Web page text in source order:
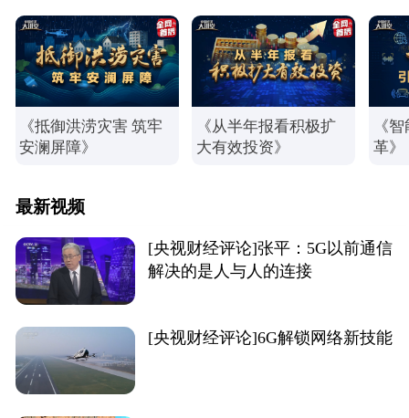
《抵御洪涝灾害 筑牢
安澜屏障》
《从半年报看积极扩
大有效投资》
《
革》
最新视频
[央视财经评论]张平：5G以前通信
解决的是人与人的连接
[央视财经评论]6G解锁网络新技能